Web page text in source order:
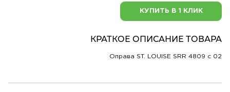
КУПИТЬ В 1 КЛИК
КРАТКОЕ ОПИСАНИЕ ТОВАРА
Оправа ST. LOUISE SRR 4809 c 02